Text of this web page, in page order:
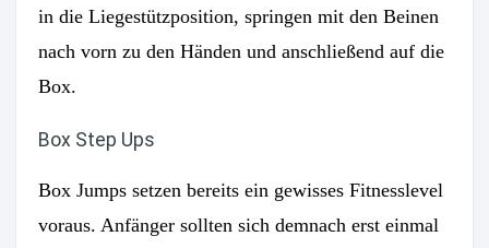
in die Liegestützposition, springen mit den Beinen
nach vorn zu den Händen und anschließend auf die
Box.
Box Step Ups
Box Jumps setzen bereits ein gewisses Fitnesslevel
voraus. Anfänger sollten sich demnach erst einmal